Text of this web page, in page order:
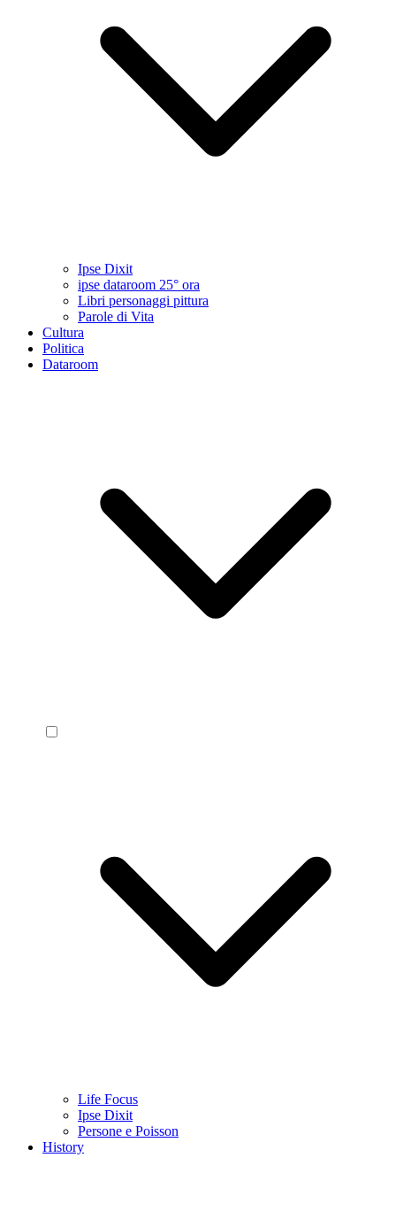
Ipse Dixit
ipse dataroom 25° ora
Libri personaggi pittura
Parole di Vita
Cultura
Politica
Dataroom
Life Focus
Ipse Dixit
Persone e Poisson
History